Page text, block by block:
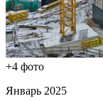
+4 фото
Январь 2025